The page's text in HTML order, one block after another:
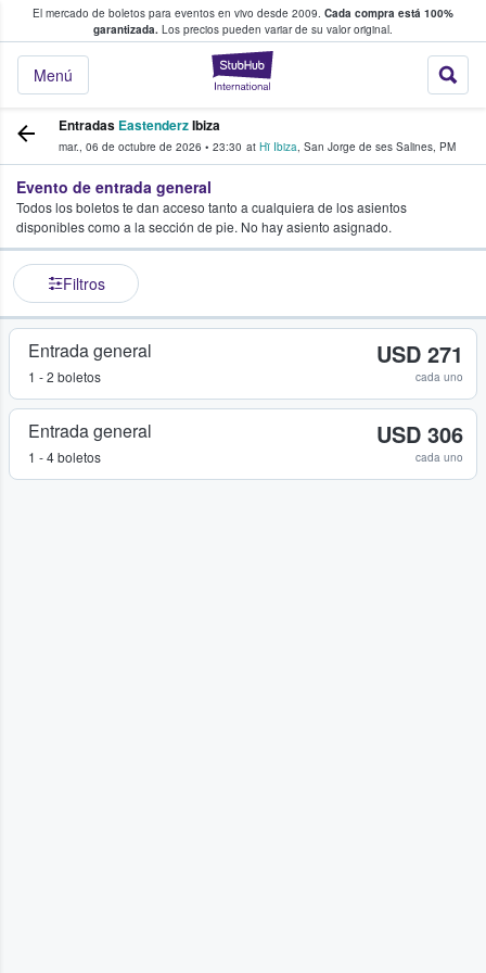
El mercado de boletos para eventos en vivo desde 2009. Cada compra está 100%
garantizada. Los precios pueden variar de su valor original.
StubHub: donde
Menú
fans compran y venden boletos
Entradas EastenderzIbiza
mar., 06 de octubre de 2026 • 23:30 at Hï Ibiza, San Jorge de ses Salines, PM
Evento de entrada general
Todos los boletos te dan acceso tanto a cualquiera de los asientos
disponibles como a la sección de pie. No hay asiento asignado.
Filtros
Entrada general
1 - 2 boletos
USD 271
cada uno
Entrada general
1 - 4 boletos
USD 306
cada uno